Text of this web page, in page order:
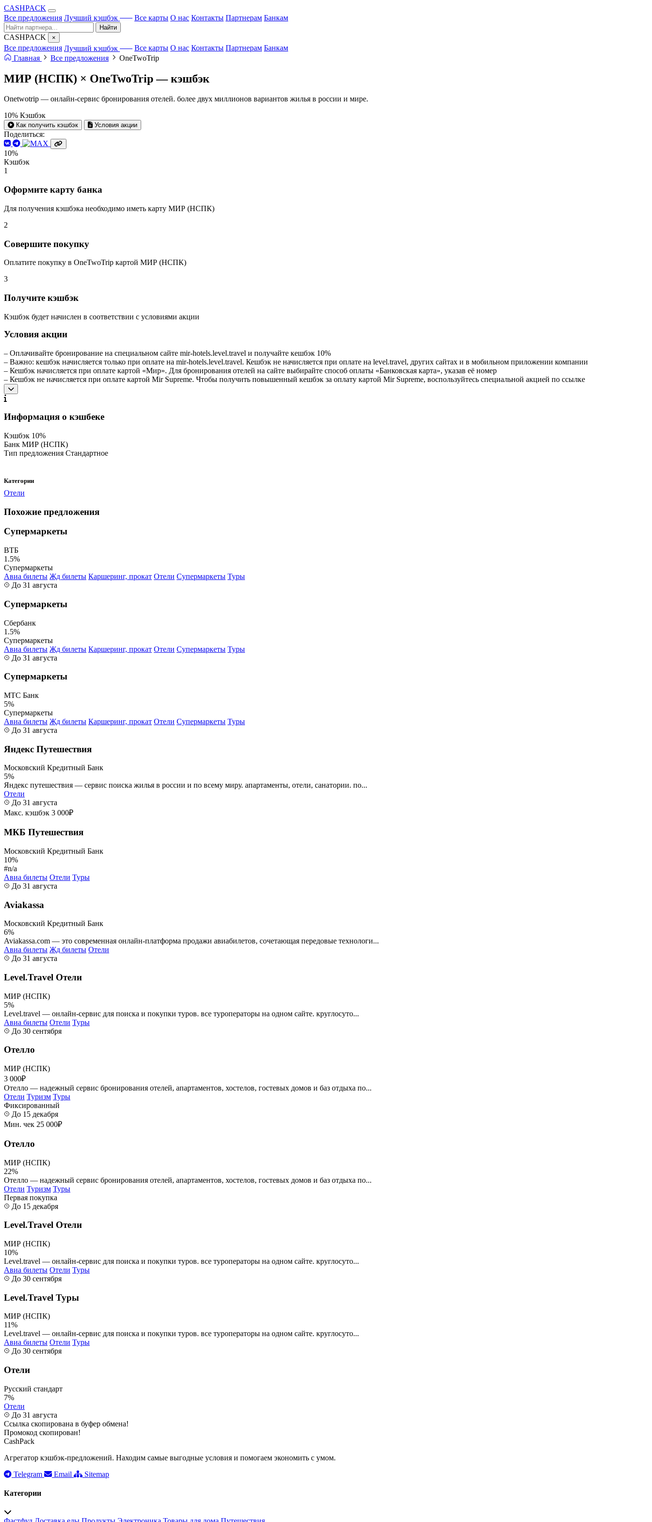
CASHPACK
Все предложения Лучший кэшбэк Все карты О нас Контакты Партнерам Банкам
Найти
CASHPACK ×
Все предложения Лучший кэшбэк Все карты О нас Контакты Партнерам Банкам
Главная
Все предложения OneTwoTrip
МИР (НСПК) × OneTwoTrip —кэшбэк
Onetwotrip — онлайн-сервис бронирования отелей. более двух миллионов вариантов жилья в россии и мире.
10% Кэшбэк
Как получить кэшбэк Условия акции
Поделиться:
10%
Кэшбэк
1
Оформите карту банка
Для получения кэшбэка необходимо иметь карту МИР (НСПК)
2
Совершите покупку
Оплатите покупку в OneTwoTrip картой МИР (НСПК)
3
Получите кэшбэк
Кэшбэк будет начислен в соответствии с условиями акции
Условия акции
– Оплачивайте бронирование на специальном сайте mir-hotels.level.travel и получайте кешбэк 10%
– Важно: кешбэк начисляется только при оплате на mir-hotels.level.travel. Кешбэк не начисляется при оплате на level.travel, других сайтах и в мобильном приложении компании
– Кешбэк начисляется при оплате картой «Мир». Для бронирования отелей на сайте выбирайте способ оплаты «Банковская карта», указав её номер
– Кешбэк не начисляется при оплате картой Mir Supreme. Чтобы получить повышенный кешбэк за оплату картой Mir Supreme, воспользуйтесь специальной акцией по ссылке
Информация о кэшбеке
Кэшбэк 10%
Банк МИР (НСПК)
Тип предложения Стандартное
Категории
Отели
Похожие предложения
Супермаркеты
ВТБ
1.5%
Супермаркеты
Авиа билеты Жд билеты Каршеринг, прокат Отели Супермаркеты Туры
До 31 августа
Супермаркеты
Сбербанк
1.5%
Супермаркеты
Авиа билеты Жд билеты Каршеринг, прокат Отели Супермаркеты Туры
До 31 августа
Супермаркеты
МТС Банк
5%
Супермаркеты
Авиа билеты Жд билеты Каршеринг, прокат Отели Супермаркеты Туры
До 31 августа
Яндекс Путешествия
Московский Кредитный Банк
5%
Яндекс путешествия — сервис поиска жилья в россии и по всему миру. апартаменты, отели, санатории. по...
Отели
До 31 августа
Макс. кэшбэк 3 000₽
МКБ Путешествия
Московский Кредитный Банк
10%
#n/a
Авиа билеты Отели Туры
До 31 августа
Aviakassa
Московский Кредитный Банк
6%
Aviakassa.com — это современная онлайн-платформа продажи авиабилетов, сочетающая передовые технологи...
Авиа билеты Жд билеты Отели
До 31 августа
Level.Travel Отели
МИР (НСПК)
5%
Level.travel — онлайн-сервис для поиска и покупки туров. все туроператоры на одном сайте. круглосуто...
Авиа билеты Отели Туры
До 30 сентября
Отелло
МИР (НСПК)
3 000₽
Отелло — надежный сервис бронирования отелей, апартаментов, хостелов, гостевых домов и баз отдыха по...
Отели Туризм Туры
Фиксированный
До 15 декабря
Мин. чек 25 000₽
Отелло
МИР (НСПК)
22%
Отелло — надежный сервис бронирования отелей, апартаментов, хостелов, гостевых домов и баз отдыха по...
Отели Туризм Туры
Первая покупка
До 15 декабря
Level.Travel Отели
МИР (НСПК)
10%
Level.travel — онлайн-сервис для поиска и покупки туров. все туроператоры на одном сайте. круглосуто...
Авиа билеты Отели Туры
До 30 сентября
Level.Travel Туры
МИР (НСПК)
11%
Level.travel — онлайн-сервис для поиска и покупки туров. все туроператоры на одном сайте. круглосуто...
Авиа билеты Отели Туры
До 30 сентября
Отели
Русский стандарт
7%
Отели
До 31 августа
Ссылка скопирована в буфер обмена!
Промокод скопирован!
CashPack
Агрегатор кэшбэк-предложений. Находим самые выгодные условия и помогаем экономить с умом.
Telegram
Email Sitemap
Категории